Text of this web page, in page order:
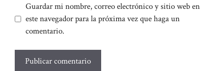
Guardar mi nombre, correo electrónico y sitio web en
este navegador para la próxima vez que haga un
comentario.